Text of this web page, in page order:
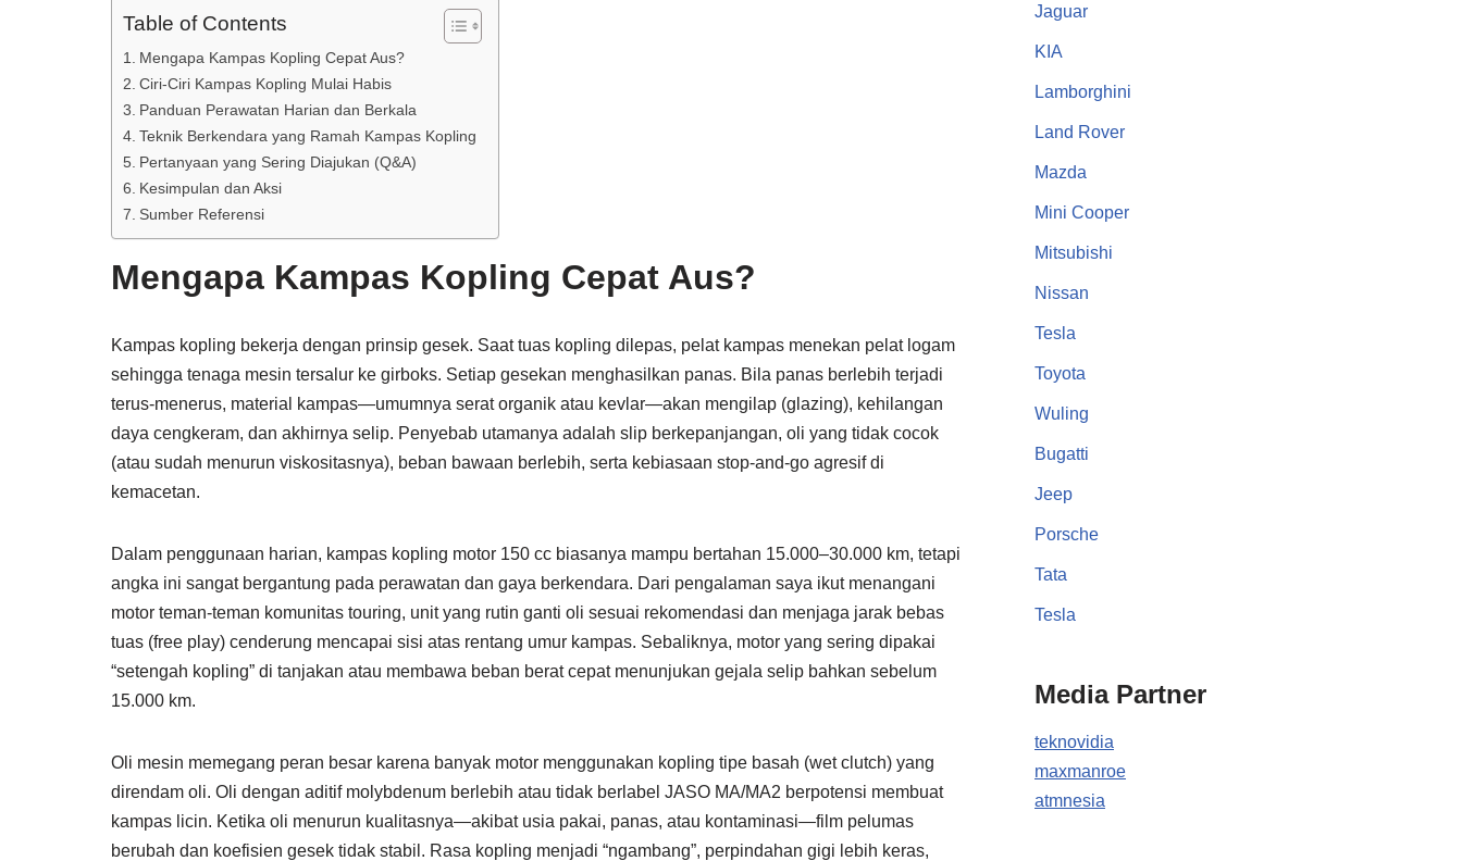
Table of Contents
Mengapa Kampas Kopling Cepat Aus?
Ciri-Ciri Kampas Kopling Mulai Habis
Panduan Perawatan Harian dan Berkala
Teknik Berkendara yang Ramah Kampas Kopling
Pertanyaan yang Sering Diajukan (Q&A)
Kesimpulan dan Aksi
Sumber Referensi
Mengapa Kampas Kopling Cepat Aus?
Kampas kopling bekerja dengan prinsip gesek. Saat tuas kopling dilepas, pelat kampas menekan pelat logam
sehingga tenaga mesin tersalur ke girboks. Setiap gesekan menghasilkan panas. Bila panas berlebih terjadi
terus-menerus, material kampas—umumnya serat organik atau kevlar—akan mengilap (glazing), kehilangan
daya cengkeram, dan akhirnya selip. Penyebab utamanya adalah slip berkepanjangan, oli yang tidak cocok
(atau sudah menurun viskositasnya), beban bawaan berlebih, serta kebiasaan stop-and-go agresif di
kemacetan.
Dalam penggunaan harian, kampas kopling motor 150 cc biasanya mampu bertahan 15.000–30.000 km, tetapi
angka ini sangat bergantung pada perawatan dan gaya berkendara. Dari pengalaman saya ikut menangani
motor teman-teman komunitas touring, unit yang rutin ganti oli sesuai rekomendasi dan menjaga jarak bebas
tuas (free play) cenderung mencapai sisi atas rentang umur kampas. Sebaliknya, motor yang sering dipakai
“setengah kopling” di tanjakan atau membawa beban berat cepat menunjukan gejala selip bahkan sebelum
15.000 km.
Oli mesin memegang peran besar karena banyak motor menggunakan kopling tipe basah (wet clutch) yang
direndam oli. Oli dengan aditif molybdenum berlebih atau tidak berlabel JASO MA/MA2 berpotensi membuat
kampas licin. Ketika oli menurun kualitasnya—akibat usia pakai, panas, atau kontaminasi—film pelumas
berubah dan koefisien gesek tidak stabil. Rasa kopling menjadi “ngambang”, perpindahan gigi lebih keras,
Jaguar
KIA
Lamborghini
Land Rover
Mazda
Mini Cooper
Mitsubishi
Nissan
Tesla
Toyota
Wuling
Bugatti
Jeep
Porsche
Tata
Tesla
Media Partner
teknovidia
maxmanroe
atmnesia